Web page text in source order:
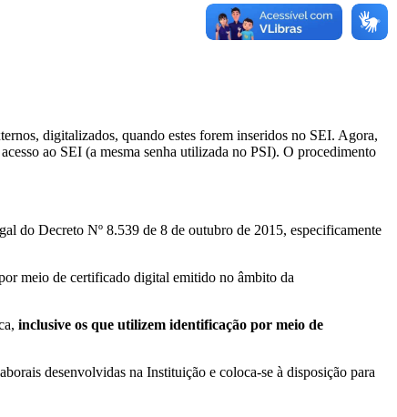
digitalizados, quando estes forem inseridos no SEI. Agora,
ao SEI (a mesma senha utilizada no PSI). O procedimento
do Decreto Nº 8.539 de 8 de outubro de 2015, especificamente
meio de certificado digital emitido no âmbito da
inclusive os que utilizem identificação por meio de
desenvolvidas na Instituição e coloca-se à disposição para